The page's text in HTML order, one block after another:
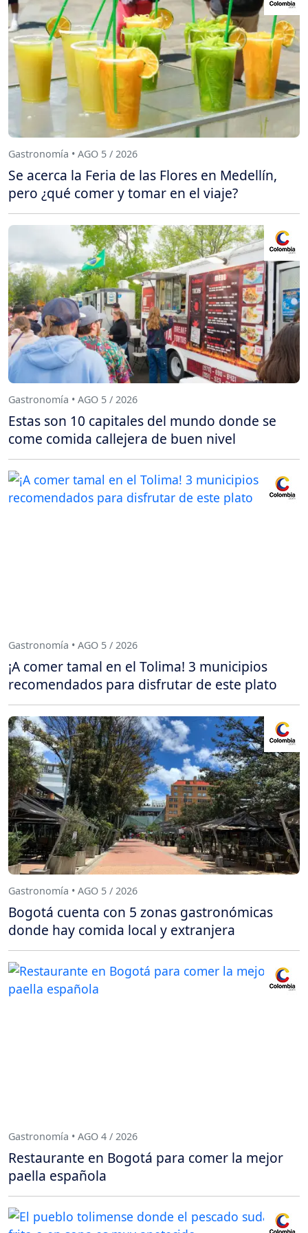
Gastronomía • AGO 5 / 2026
Se acerca la Feria de las Flores en Medellín,
pero ¿qué comer y tomar en el viaje?
Gastronomía • AGO 5 / 2026
Estas son 10 capitales del mundo donde se
come comida callejera de buen nivel
Gastronomía • AGO 5 / 2026
¡A comer tamal en el Tolima! 3 municipios
recomendados para disfrutar de este plato
Gastronomía • AGO 5 / 2026
Bogotá cuenta con 5 zonas gastronómicas
donde hay comida local y extranjera
Gastronomía • AGO 4 / 2026
Restaurante en Bogotá para comer la mejor
paella española